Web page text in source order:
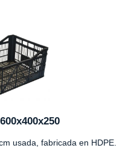
usada, fabricada en HDPE.